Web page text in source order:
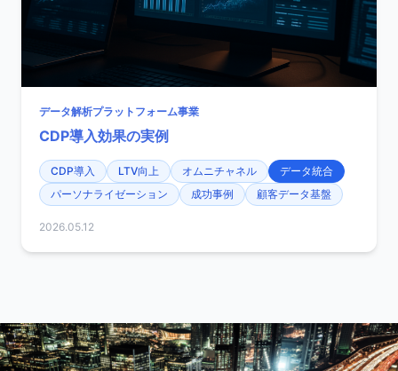
データ解析プラットフォーム事業
CDP導入効果の実例
CDP導入 LTV向上 オムニチャネル
データ統合
パーソナライゼーション
成功事例 顧客データ基盤
2026.05.12